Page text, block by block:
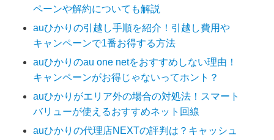
ペーンや解約についても解説
auひかりの引越し手順を紹介！引越し費用や
キャンペーンで1番お得する方法
auひかりのau one netをおすすめしない理由！
キャンペーンがお得じゃないってホント？
auひかりがエリア外の場合の対処法！スマート
バリューが使えるおすすめネット回線
auひかりの代理店NEXTの評判は？キャッシュ